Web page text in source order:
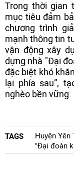
Trong thời gian
mục tiêu đảm
chương trình
mạnh thông tin
vận động xây
dựng nhà "Đại
đặc biệt khó
lại phía sau”,
nghèo bền vững.
TAGS
Huyện Yên
"Đại đoàn